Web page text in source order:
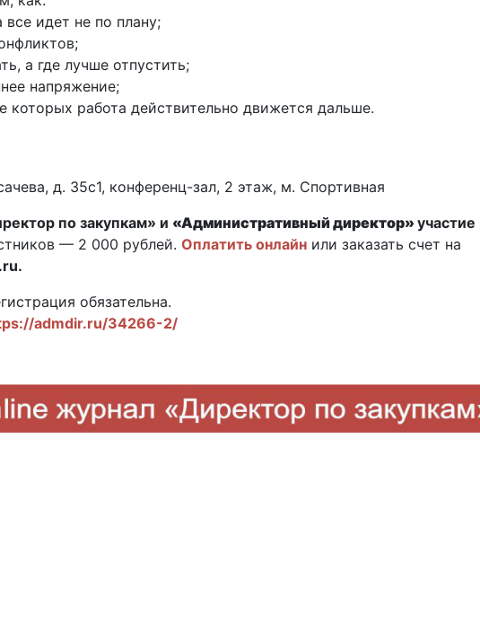
идет не по плану;
а где лучше отпустить;
напряжение;
которых работа действительно движется дальше.
д. 35с1, конференц-зал, 2 этаж, м. Спортивная
по закупкам» и «Административный директор» участие
— 2 000 рублей. Оплатить онлайн или заказать счет на
обязательна.
admdir.ru/34266-2/